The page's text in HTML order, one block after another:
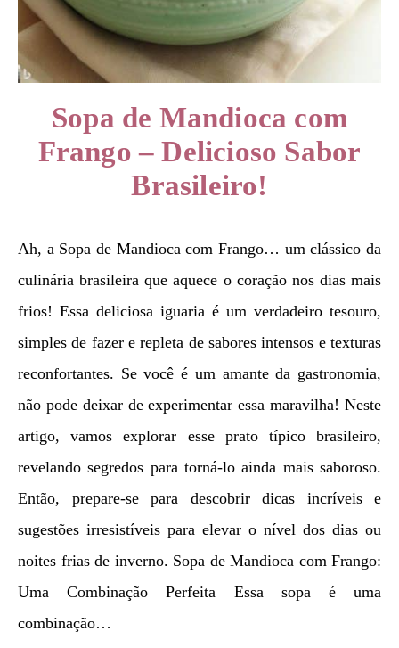
Sopa de Mandioca com
Frango – Delicioso Sabor
Brasileiro!
Ah, a Sopa de Mandioca com Frango… um clássico da
culinária brasileira que aquece o coração nos dias mais
frios! Essa deliciosa iguaria é um verdadeiro tesouro,
simples de fazer e repleta de sabores intensos e texturas
reconfortantes. Se você é um amante da gastronomia,
não pode deixar de experimentar essa maravilha! Neste
artigo, vamos explorar esse prato típico brasileiro,
revelando segredos para torná-lo ainda mais saboroso.
Então, prepare-se para descobrir dicas incríveis e
sugestões irresistíveis para elevar o nível dos dias ou
noites frias de inverno. Sopa de Mandioca com Frango:
Uma Combinação Perfeita Essa sopa é uma
combinação…